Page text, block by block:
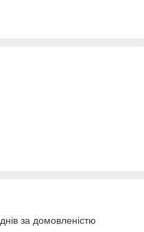
за домовленістю